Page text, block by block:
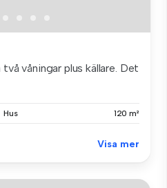
våningar plus källare. Det
Hus 120 m²
Visa mer